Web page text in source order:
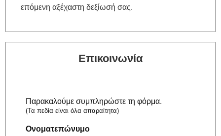
επόμενη αξέχαστη δεξίωσή σας.
Επικοινωνία
Παρακαλούμε συμπληρώστε τη φόρμα.
(Τα πεδία είναι όλα απαραίτητα)
Ονοματεπώνυμο